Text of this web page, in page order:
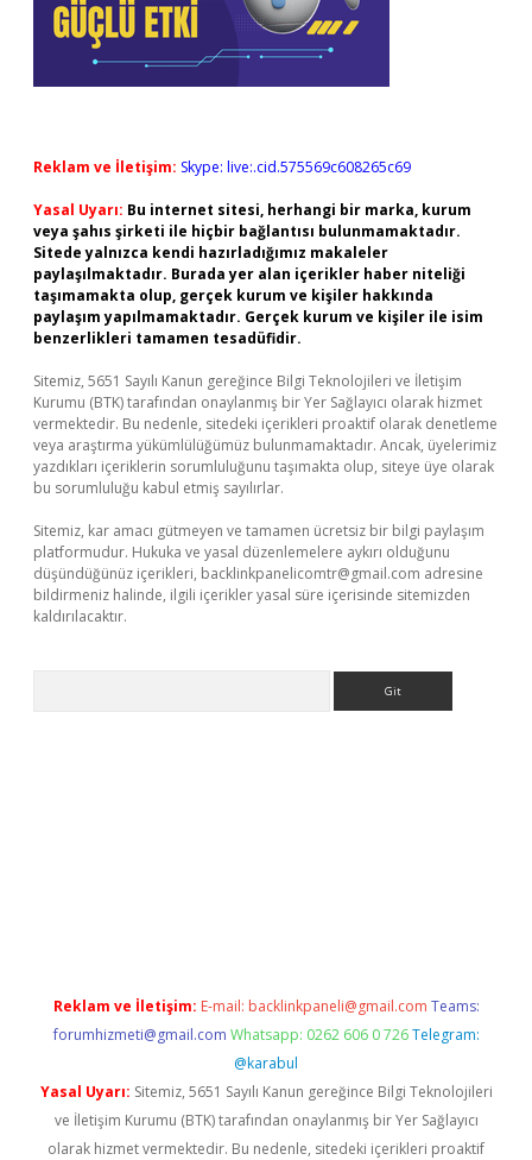
Reklam ve İletişim: Skype: live:.cid.575569c608265c69
Yasal Uyarı: Bu internet sitesi, herhangi bir marka, kurum
veya şahıs şirketi ile hiçbir bağlantısı bulunmamaktadır.
Sitede yalnızca kendi hazırladığımız makaleler
paylaşılmaktadır. Burada yer alan içerikler haber niteliği
taşımamakta olup, gerçek kurum ve kişiler hakkında
paylaşım yapılmamaktadır. Gerçek kurum ve kişiler ile isim
benzerlikleri tamamen tesadüfidir.
Sitemiz, 5651 Sayılı Kanun gereğince Bilgi Teknolojileri ve İletişim
Kurumu (BTK) tarafından onaylanmış bir Yer Sağlayıcı olarak hizmet
vermektedir. Bu nedenle, sitedeki içerikleri proaktif olarak denetleme
veya araştırma yükümlülüğümüz bulunmamaktadır. Ancak, üyelerimiz
yazdıkları içeriklerin sorumluluğunu taşımakta olup, siteye üye olarak
bu sorumluluğu kabul etmiş sayılırlar.
Sitemiz, kar amacı gütmeyen ve tamamen ücretsiz bir bilgi paylaşım
platformudur. Hukuka ve yasal düzenlemelere aykırı olduğunu
düşündüğünüz içerikleri, backlinkpanelicomtr@gmail.com adresine
bildirmeniz halinde, ilgili içerikler yasal süre içerisinde sitemizden
kaldırılacaktır.
Reklam ve İletişim: E-mail: backlinkpaneli@gmail.com Teams:
forumhizmeti@gmail.com Whatsapp: 0262 606 0 726 Telegram:
@karabul
Yasal Uyarı: Sitemiz, 5651 Sayılı Kanun gereğince Bilgi Teknolojileri
ve İletişim Kurumu (BTK) tarafından onaylanmış bir Yer Sağlayıcı
olarak hizmet vermektedir. Bu nedenle, sitedeki içerikleri proaktif